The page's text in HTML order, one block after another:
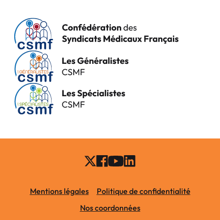
Mentions légales
Politique de confidentialité
Nos coordonnées